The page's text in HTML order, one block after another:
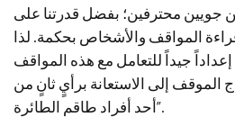
جويين محترفين؛ بفضل قدرتنا على
المواقف والأشخاص بحكمة. لذا
إعداداً جيداً للتعامل مع هذه المواقف
الموقف إلى الاستعانة برأيٍ ثانٍ من
أحد أفراد طاقم الطائرة”.